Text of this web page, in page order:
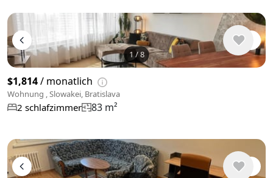
1/8
$1,814/ monatlich
Wohnung , Slowakei, Bratislava
2 schlafzimmer 83 m²